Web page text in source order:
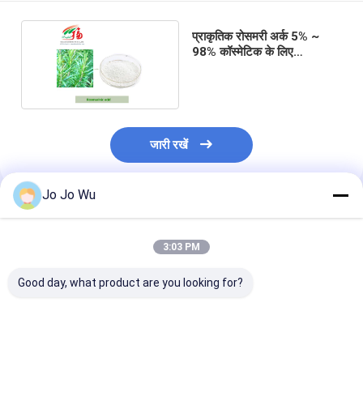
प्राकृतिक रोसमरी अर्क 5% ~
98% कॉस्मेटिक के लिए
जारी रखें
अनुशंसित उत्पाद
Jo Jo Wu
3:03 PM
Good day, what product are you looking for?